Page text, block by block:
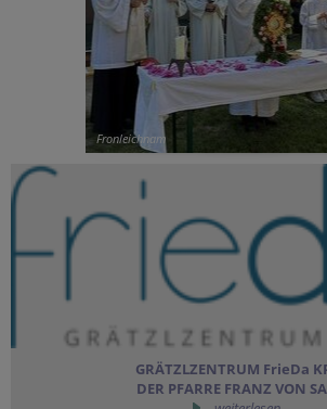
Fronleichnam
GRÄTZLZENTRUM FrieDa
DER PFARRE FRANZ VON